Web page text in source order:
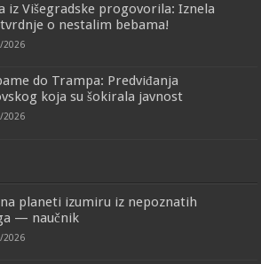
iz Višegradske progovorila: Iznela
o nestalim bebama!
2026
do Trampa: Predviđanja
koja su šokirala javnost
2026
na planeti izumiru iz nepoznatih
— naučnik
2026